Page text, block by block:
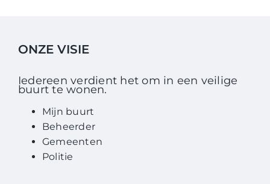
ONZE VISIE
Iedereen verdient het om in een veilige
buurt te wonen.
Mijn buurt
Beheerder
Gemeenten
Politie